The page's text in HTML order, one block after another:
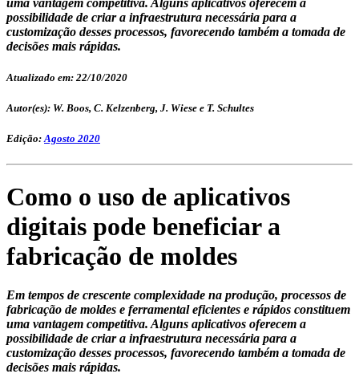
possibilidade de criar a infraestrutura necessária para a
customização desses processos, favorecendo também a tomada de
decisões mais rápidas.
Atualizado em: 22/10/2020
Autor(es): W. Boos, C. Kelzenberg, J. Wiese e T. Schultes
Edição:Agosto 2020
Como o uso de aplicativos
digitais pode beneficiar a
fabricação de moldes
Em tempos de crescente complexidade na produção, processos de
fabricação de moldes e ferramental eficientes e rápidos constituem
uma vantagem competitiva. Alguns aplicativos oferecem a
possibilidade de criar a infraestrutura necessária para a
customização desses processos, favorecendo também a tomada de
decisões mais rápidas.